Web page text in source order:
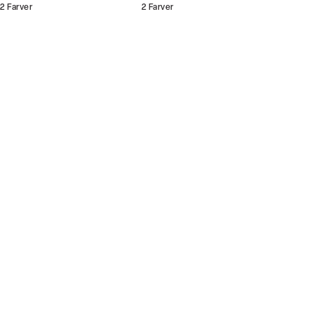
2 Farver
2 Farver